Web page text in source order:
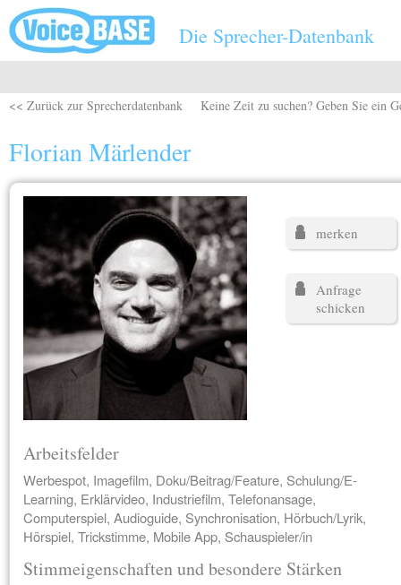
Direkt zum Inhalt
Die Sprecher-Datenbank
<< Zurück zur Sprecherdatenbank Keine Zeit zu suchen? Geben Sie ein
Florian Märlender
merken
Anfrage
schicken
Arbeitsfelder
Werbespot, Imagefilm, Doku/Beitrag/Feature, Schulung/E-
Learning, Erklärvideo, Industriefilm, Telefonansage,
Computerspiel, Audioguide, Synchronisation, Hörbuch/Lyrik,
Hörspiel, Trickstimme, Mobile App, Schauspieler/in
Stimmeigenschaften und besondere Stärken